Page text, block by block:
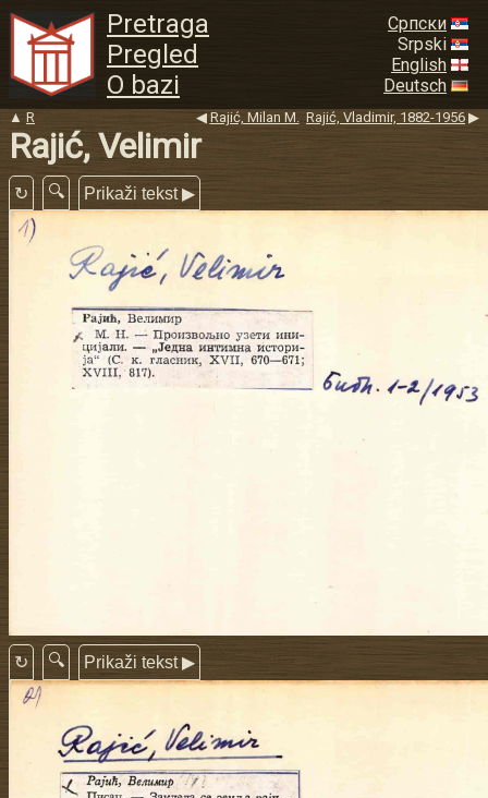
Pretraga
Pregled
O bazi
Српски
Srpski
English
Deutsch
▲ R ◀ Rajić, Milan M. Rajić, Vladimir, 1882-1956 ▶
Rajić, Velimir